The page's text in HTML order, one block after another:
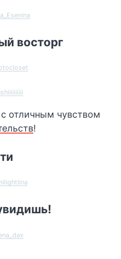
восторг
отличным чувством
!